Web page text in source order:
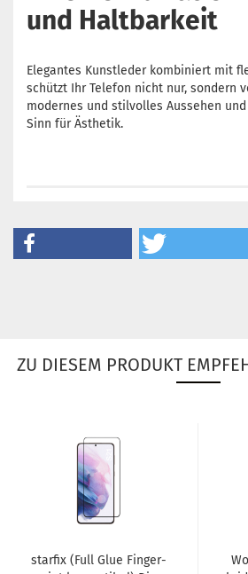
und Haltbarkeit
Elegantes Kunstleder kombiniert mit
schützt Ihr Telefon nicht nur, sondern
modernes und stilvolles Aussehen
Sinn für Ästhetik.
ZU DIESEM PRODUKT
star­fix (Full Glue Fin­ger­